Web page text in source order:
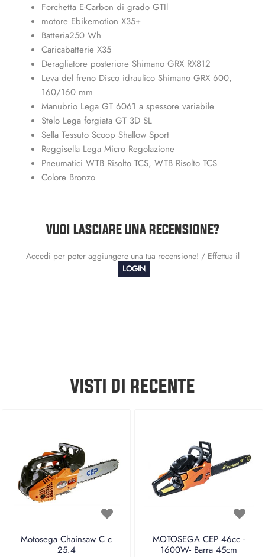
Forchetta E-Carbon di grado GTIl
motore Ebikemotion X35+
Batteria250 Wh
Caricabatterie X35
Deragliatore posteriore Shimano GRX RX812
Leva del freno Disco idraulico Shimano GRX 600,
160/160 mm
Manubrio Lega GT 6061 a spessore variabile
Stelo Lega forgiata GT 3D SL
Sella Tessuto Scoop Shallow Sport
Reggisella Lega Micro Regolazione
Pneumatici WTB Risolto TCS, WTB Risolto TCS
Colore Bronzo
VUOI LASCIARE UNA RECENSIONE?
Accedi per poter aggiungere una tua recensione! / Effettua il
LOGIN
VISTI DI RECENTE
Motosega Chainsaw C c
25.4
MOTOSEGA CEP 46cc -
1600W- Barra 45cm